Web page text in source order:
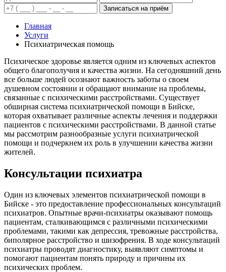
Записаться на приём
Главная
Услуги
Психиатрическая помощь
Психическое здоровье является одним из ключевых аспектов
общего благополучия и качества жизни. На сегодняшний день
все больше людей осознают важность заботы о своем
душевном состоянии и обращают внимание на проблемы,
связанные с психическими расстройствами. Существует
обширная система психиатрической помощи в Бийске,
которая охватывает различные аспекты лечения и поддержки
пациентов с психическими расстройствами. В данной статье
мы рассмотрим разнообразные услуги психиатрической
помощи и подчеркнем их роль в улучшении качества жизни
жителей.
Консультации психиатра
Один из ключевых элементов психиатрической помощи в
Бийске - это предоставление профессиональных консультаций
психиатров. Опытные врачи-психиатры оказывают помощь
пациентам, сталкивающимся с различными психическими
проблемами, такими как депрессия, тревожные расстройства,
биполярное расстройство и шизофрения. В ходе консультаций
психиатры проводят диагностику, выявляют симптомы и
помогают пациентам понять природу и причины их
психических проблем.